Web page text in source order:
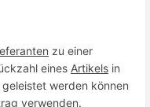
zu einer
eines Artikels in
werden können
verwenden.